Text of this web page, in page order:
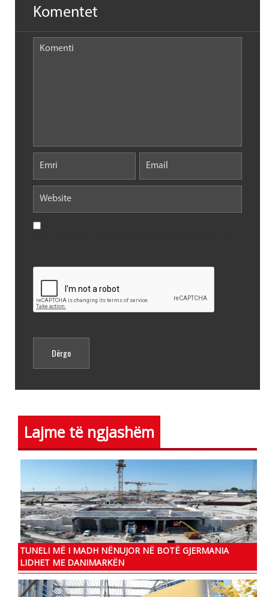
Komentet
Lajme të ngjashëm
TUNELI MË I MADH NËNUJOR NË BOTË GJERMANIA
LIDHET ME DANIMARKËN